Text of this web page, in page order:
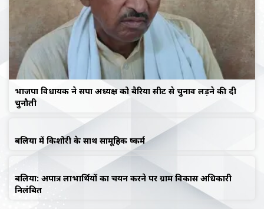
भाजपा विधायक ने सपा अध्यक्ष को बैरिया सीट से चुनाव लड़ने की दी
चुनौती
बलिया में किशोरी के साथ सामूहिक दुष्कर्म
बलिया: अपात्र लाभार्थियों का चयन करने पर ग्राम विकास अधिकारी
निलंबित